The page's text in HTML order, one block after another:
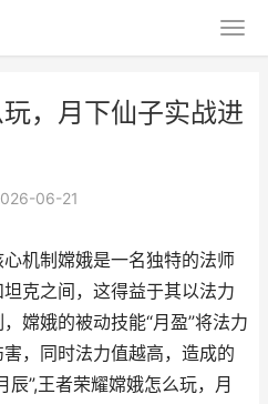
，月下仙子实战进
06-21
机制嫦娥是一名独特的法师
克之间，这得益于其以法力
嫦娥的被动技能“月盈”将法力
，同时法力值越高，造成的
”,王者荣耀嫦娥怎么玩，月